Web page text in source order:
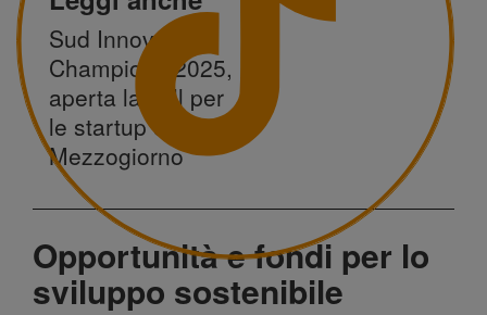
Sud Innovation
Champions 2025,
aperta la call per
le startup del
Mezzogiorno
Opportunità efondi per lo
sviluppo sostenibile